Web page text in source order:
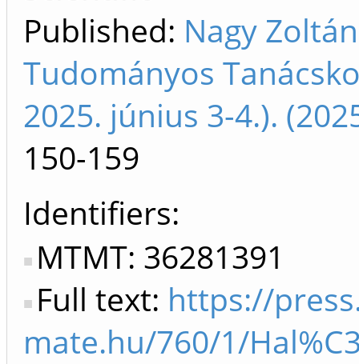
Published: Nagy
Tudományos
2025. június 3-4.).
150-159
Identifiers
MTMT: 36281391
Full text: https://
mate.hu/760/1/